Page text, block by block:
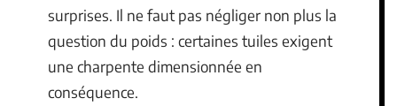
surprises. Il ne faut pas négliger non plus la
question du poids : certaines tuiles exigent
une charpente dimensionnée en
conséquence.